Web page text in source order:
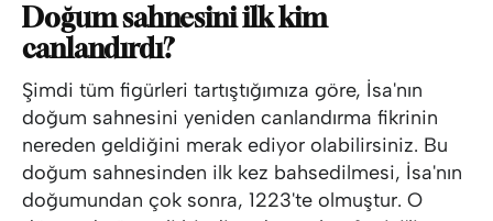
Doğum sahnesini ilk kim
canlandırdı?
Şimdi tüm figürleri tartıştığımıza göre, İsa'nın
doğum sahnesini yeniden canlandırma fikrinin
nereden geldiğini merak ediyor olabilirsiniz. Bu
doğum sahnesinden ilk kez bahsedilmesi, İsa'nın
doğumundan çok sonra, 1223'te olmuştur. O